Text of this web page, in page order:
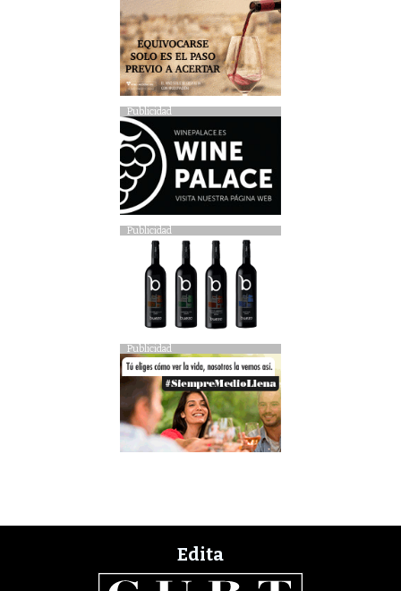
Publicidad
Publicidad
Publicidad
Edita